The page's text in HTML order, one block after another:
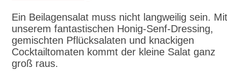
Ein Beilagensalat muss nicht langweilig sein. Mit
unserem fantastischen Honig-Senf-Dressing,
gemischten Pflücksalaten und knackigen
Cocktailtomaten kommt der kleine Salat ganz
groß raus.